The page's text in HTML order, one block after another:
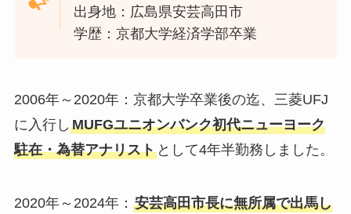
出身地：広島県安芸高田市
学歴：京都大学経済学部卒業
2006年～2020年：京都大学卒業後の迄、三菱UFJ
に入行し MUFGユニオンバンク初代ニューヨーク
駐在・為替アナリストとして4年半勤務しました。
2020年～2024年： 安芸高田市長に無所属で出馬し